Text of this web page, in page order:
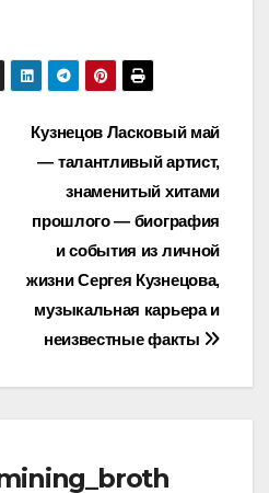
Кузнецов Ласковый май
— талантливый артист,
знаменитый хитами
прошлого — биография
и события из личной
жизни Сергея Кузнецова,
музыкальная карьера и
неизвестные факты